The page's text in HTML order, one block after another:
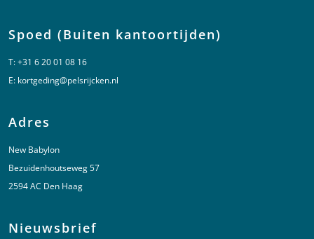
Spoed (Buiten kantoortijden)
T:+31 6 20 01 08 16
E: kortgeding@pelsrijcken.nl
Adres
New Babylon
Bezuidenhoutseweg 57
2594 AC Den Haag
Nieuwsbrief